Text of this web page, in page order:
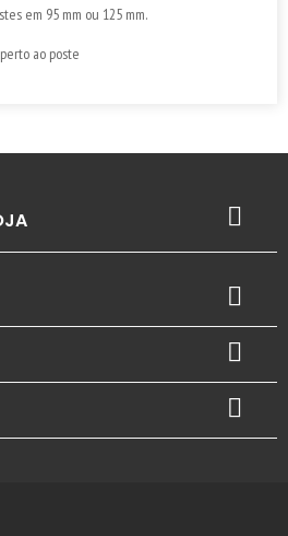
em 95 mm ou 125 mm.
ao poste



